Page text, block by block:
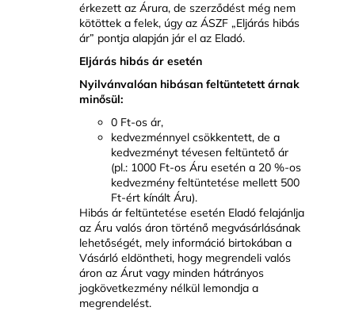
érkezett az Árura, de szerződést még nem
kötöttek a felek, úgy az ÁSZF „Eljárás hibás
ár” pontja alapján jár el az Eladó.
Eljárás hibás ár esetén
Nyilvánvalóan hibásan feltüntetett árnak
minősül:
0 Ft-os ár,
kedvezménnyel csökkentett, de a
kedvezményt tévesen feltüntető ár
(pl.: 1000 Ft-os Áru esetén a 20 %-os
kedvezmény feltüntetése mellett 500
Ft-ért kínált Áru).
Hibás ár feltüntetése esetén Eladó felajánlja
az Áru valós áron történő megvásárlásának
lehetőségét, mely információ birtokában a
Vásárló eldöntheti, hogy megrendeli valós
áron az Árut vagy minden hátrányos
jogkövetkezmény nélkül lemondja a
megrendelést.